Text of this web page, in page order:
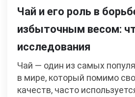
Чай и его роль в
избыточным весом:
исследования
Чай — один из самых
в мире, который помимо
качеств, часто